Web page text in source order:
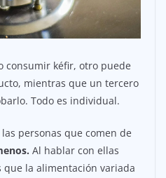
consumir kéfir, otro puede
mientras que un tercero
Todo es individual.
personas que comen de
Al hablar con ellas
la alimentación variada